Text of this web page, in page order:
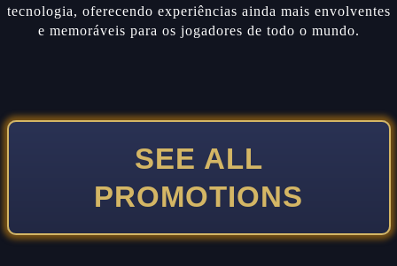
tecnologia, oferecendo experiências ainda mais envolventes
e memoráveis para os jogadores de todo o mundo.
SEE ALL
PROMOTIONS